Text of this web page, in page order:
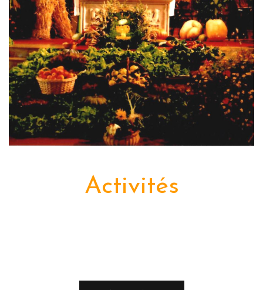
Activités